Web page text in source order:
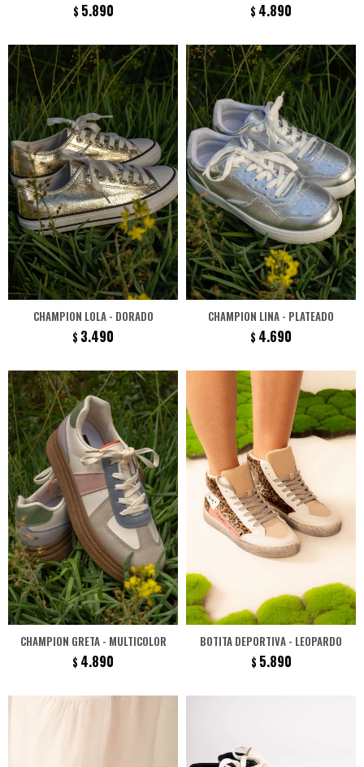
$ 5.890 $ 4.890
CHAMPION LOLA - DORADO
$ 3.490
CHAMPION LINA - PLATEADO
$ 4.690
CHAMPION GRETA - MULTICOLOR
$ 4.890
BOTITA DEPORTIVA - LEOPARDO
$ 5.890